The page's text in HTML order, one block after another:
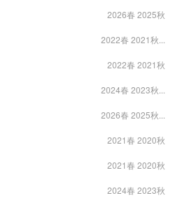
2026春 2025秋
2022春 2021秋...
2022春 2021秋
2024春 2023秋...
2026春 2025秋...
2021春 2020秋
2021春 2020秋
2024春 2023秋